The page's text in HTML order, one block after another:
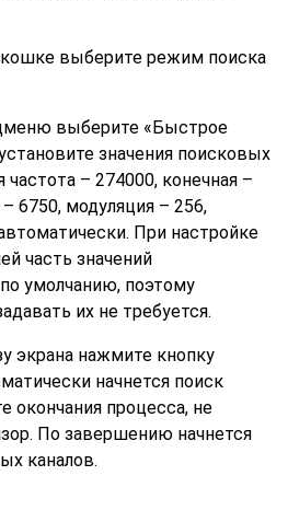
выберите режим поиска
выберите «Быстрое
значения поисковых
частота – 274000, конечная –
6750, модуляция – 256,
При настройке
часть значений
умолчанию, поэтому
их не требуется.
экрана нажмите кнопку
начнется поиск
окончания процесса, не
По завершению начнется
каналов.